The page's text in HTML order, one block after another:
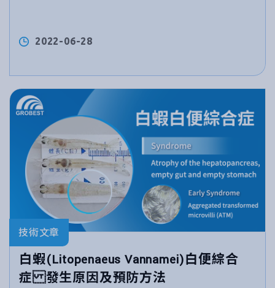
2022-06-28
技術文章
白蝦(Litopenaeus Vannamei)白便綜合
症 發生原因及預防方法